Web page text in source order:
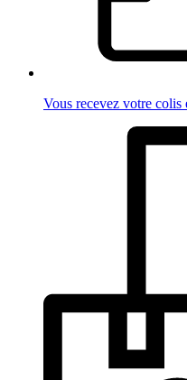
Vous recevez votre colis